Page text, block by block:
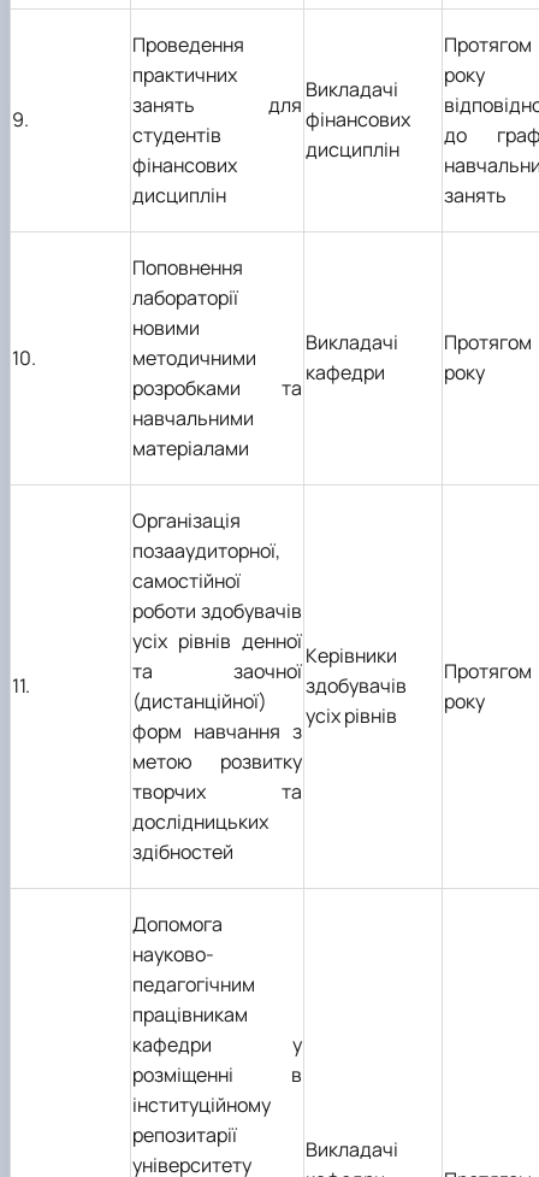
9.
Проведення
практичних
занять для
студентів
фінансових
дисциплін
Викладачі
фінансових
дисциплін
Протягом
року
до
занять
10.
Поповнення
лабораторії
новими
методичними
розробками та
навчальними
матеріалами
Викладачі
кафедри
Протягом
року
11.
Організація
позааудиторної,
самостійної
роботи здобувачів
усіх рівнів денної
та заочної
(дистанційної)
форм навчання з
метою розвитку
творчих та
дослідницьких
здібностей
Керівники
здобувачів
усіх рівнів
Протягом
року
Допомога
науково-
педагогічним
працівникам
кафедри у
розміщенні в
інституційному
репозитарії
університету
Викладачі